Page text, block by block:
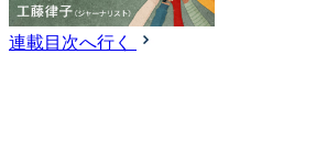
連載目次へ行く